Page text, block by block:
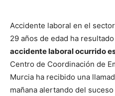
Accidente laboral en el
29 años de edad ha
accidente laboral ocurrido
Centro de Coordinación de
Murcia ha recibido una
mañana alertando del